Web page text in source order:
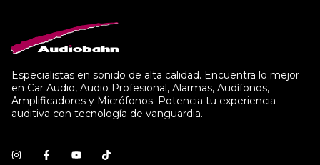
Especialistas en sonido de alta calidad. Encuentra lo mejor
en Car Audio, Audio Profesional, Alarmas, Audífonos,
Amplificadores y Micrófonos. Potencia tu experiencia
auditiva con tecnología de vanguardia.